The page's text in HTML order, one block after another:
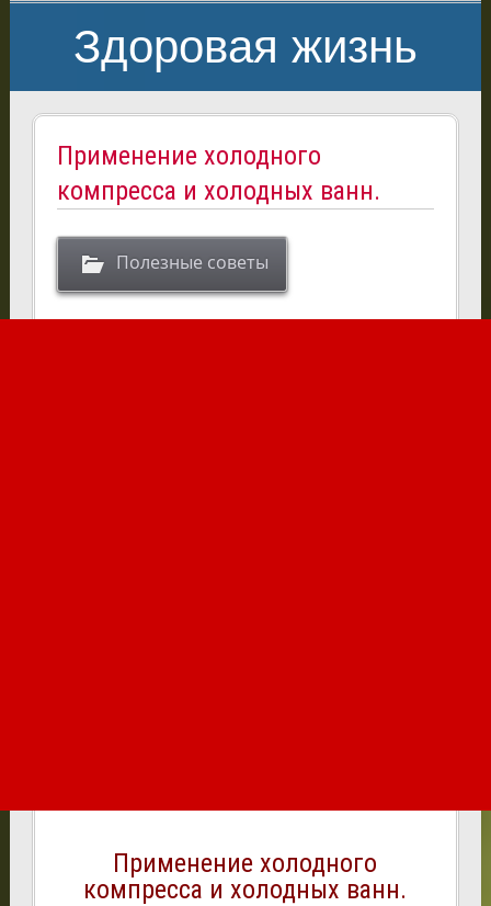
Здоровая жизнь
Применение холодного
компресса и холодных ванн.
Полезные советы
Применение холодного
компресса и холодных ванн.